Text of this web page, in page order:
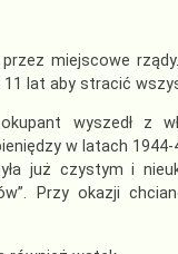
miejscowe
lat aby stracić
wyszedł z
w latach
już czystym i
Przy okazji